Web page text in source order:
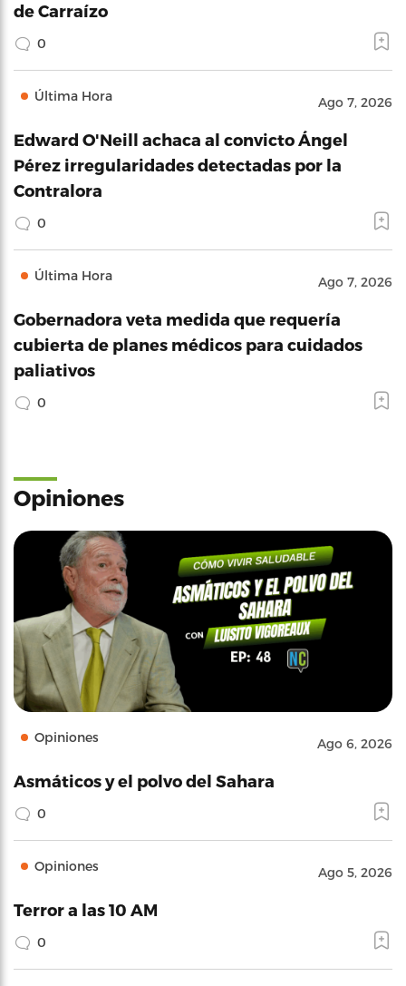
de Carraízo
0
Última Hora Ago 7, 2026
Edward O'Neill achaca al convicto Ángel
Pérez irregularidades detectadas por la
Contralora
0
Última Hora Ago 7, 2026
Gobernadora veta medida que requería
cubierta de planes médicos para cuidados
paliativos
0
Opiniones
Opiniones Ago 6, 2026
Asmáticos y el polvo del Sahara
0
Opiniones Ago 5, 2026
Terror a las 10 AM
0